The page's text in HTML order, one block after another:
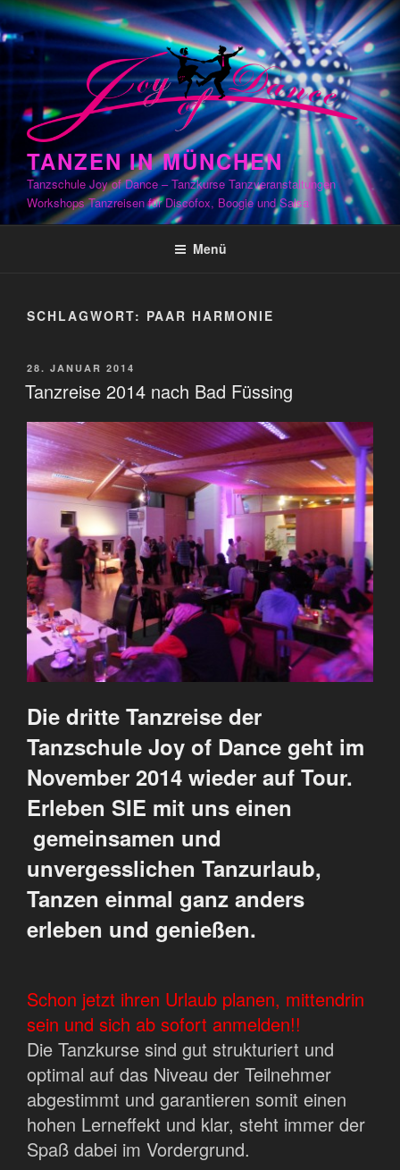
Zum
Inhalt
springen
TANZEN IN MÜNCHEN
Tanzschule Joy of Dance – Tanzkurse Tanzveranstaltungen
Workshops Tanzreisen für Discofox, Boogie und Salsa
Menü
SCHLAGWORT: PAAR HARMONIE
VERÖFFENTLICHT
AM
28. JANUAR 2014
Tanzreise 2014 nach Bad Füssing
Die dritte Tanzreise der
Tanzschule Joy of Dance geht im
November 2014 wieder auf Tour.
Erleben SIE mit uns einen
gemeinsamen und
unvergesslichen Tanzurlaub,
Tanzen einmal ganz anders
erleben und genießen.
Schon jetzt ihren Urlaub planen, mittendrin
sein und sich ab sofort anmelden!!
Die Tanzkurse sind gut strukturiert und
optimal auf das Niveau der Teilnehmer
abgestimmt und garantieren somit einen
hohen Lerneffekt und klar, steht immer der
Spaß dabei im Vordergrund.